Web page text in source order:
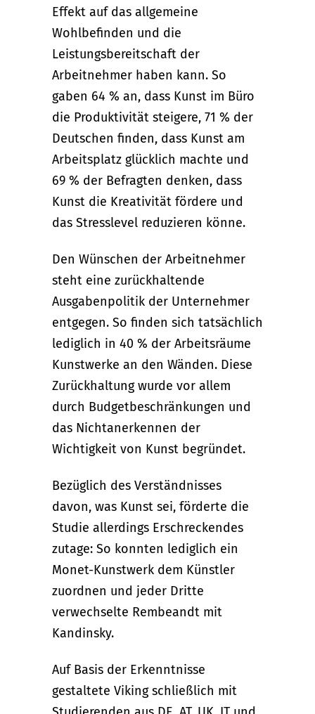
Effekt auf das allgemeine
Wohlbefinden und die
Leistungsbereitschaft der
Arbeitnehmer haben kann. So
gaben 64 % an, dass Kunst im Büro
die Produktivität steigere, 71 % der
Deutschen finden, dass Kunst am
Arbeitsplatz glücklich machte und
69 % der Befragten denken, dass
Kunst die Kreativität fördere und
das Stresslevel reduzieren könne.
Den Wünschen der Arbeitnehmer
steht eine zurückhaltende
Ausgabenpolitik der Unternehmer
entgegen. So finden sich tatsächlich
lediglich in 40 % der Arbeitsräume
Kunstwerke an den Wänden. Diese
Zurückhaltung wurde vor allem
durch Budgetbeschränkungen und
das Nichtanerkennen der
Wichtigkeit von Kunst begründet.
Bezüglich des Verständnisses
davon, was Kunst sei, förderte die
Studie allerdings Erschreckendes
zutage: So konnten lediglich ein
Monet-Kunstwerk dem Künstler
zuordnen und jeder Dritte
verwechselte Rembeandt mit
Kandinsky.
Auf Basis der Erkenntnisse
gestaltete Viking schließlich mit